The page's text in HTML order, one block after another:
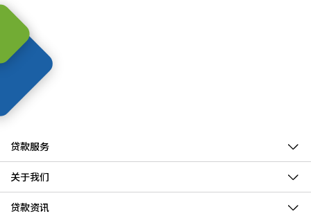
贷款服务
关于我们
贷款资讯